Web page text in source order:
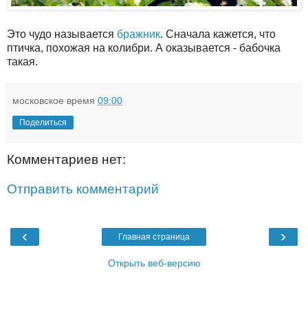
Это чудо называется бражник. Сначала кажется, что
птичка, похожая на колибри. А оказывается - бабочка
такая.
московское время 09:00
Поделиться
Комментариев нет:
Отправить комментарий
‹ ›
Главная страница
Открыть веб-версию